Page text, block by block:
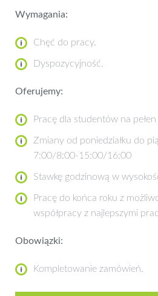
Wymagania:
Chęć do pracy.
Dyspozycyjność.
Oferujemy:
Pracę dla studentów na pełen
Zmiany od poniedziałku do
7:00/8:00-15:00/16:00
Stawkę godzinową w
Pracę do końca roku z
współpracy z najlepszymi
Obowiązki:
Kompletowanie zamówień.